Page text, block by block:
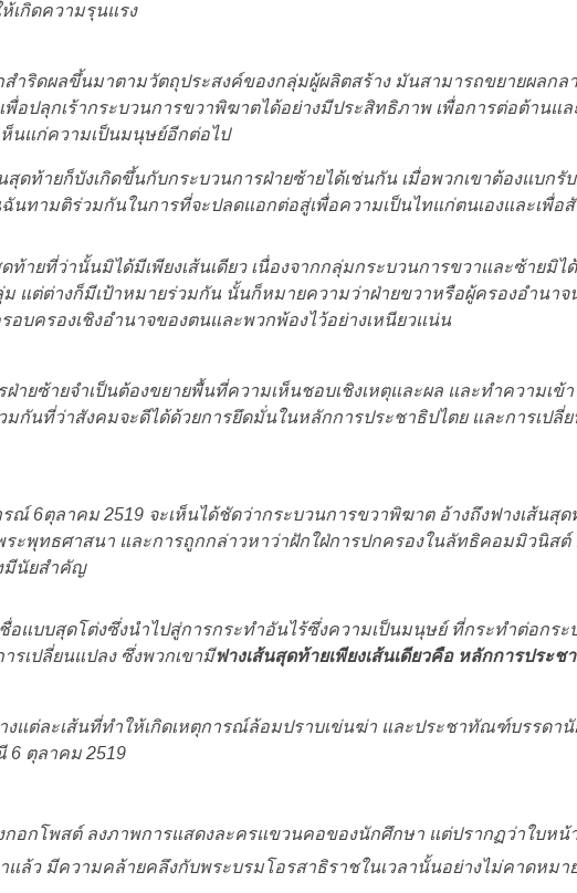
เกิดความรุนแรง
ำริดผลขึ้นมาตามวัตถุประสงค์ของกลุ่มผู้ผลิตสร้าง มันสามารถขยายผลกลา
พื่อปลุกเร้ากระบวนการขวาพิฆาตได้อย่างมีประสิทธิภาพ เพื่อการต่อต้าน
ห็นแก่ความเป็นมนุษย์อีกต่อไป
สุดท้ายก็บังเกิดขึ้นกับกระบวนการฝ่ายซ้ายได้เช่นกัน เมื่อพวกเขาต้องแบก
นทามติร่วมกันในการที่จะปลดแอกต่อสู่เพื่อความเป็นไทแก่ตนเองและเพื่อ
ท้ายที่ว่านั้นมิได้มีเพียงเส้นเดียว เนื่องจากกลุ่มกระบวนการขวาและซ้ายมิไ
แต่ต่างก็มีเป้าหมายร่วมกัน นั้นก็หมายความว่าฝ่ายขวาหรือผู้ครองอำนา
อบครองเชิงอำนาจของตนและพวกพ้องไว้อย่างเหนียวแน่น
ายซ้ายจำเป็นต้องขยายพื้นที่ความเห็นชอบเชิงเหตุและผล และทำความเข้
มกันที่ว่าสังคมจะดีได้ด้วยการยึดมั่นในหลักการประชาธิปไตย และการเป
ณ์ 6ตุลาคม 2519 จะเห็นได้ชัดว่ากระบวนการขวาพิฆาต อ้างถึงฟางเส้นสุด
ระพุทธศาสนา และการถูกกล่าวหาว่าฝักใฝ่การปกครองในลัทธิคอมมิวนิส
มีนัยสำคัญ
ชื่อแบบสุดโต่งซึ่งนำไปสู่การกระทำอันไร้ซึ่งความเป็นมนุษย์ ที่กระทำต่อก
รเปลี่ยนแปลง ซึ่งพวกเขามีฟางเส้นสุดท้ายเพียงเส้นเดียวคือ หลักการประช
งแต่ละเส้นที่ทำให้เกิดเหตุการณ์ล้อมปราบเข่นฆ่า และประชาทัณฑ์บรรดา
6 ตุลาคม 2519
กอกโพสต์ ลงภาพการแสดงละครแขวนคอของนักศึกษา แต่ปรากฏว่าใบห
แล้ว มีความคล้ายคลึงกับพระบรมโอรสาธิราชในเวลานั้นอย่างไม่คาดหมา